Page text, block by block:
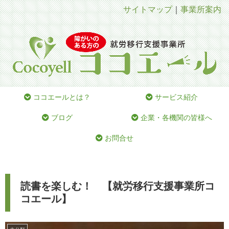
サイトマップ｜事業所案内
ココエールとは？ サービス紹介
ブログ 企業・各機関の皆様へ
お問合せ
読書を楽しむ！ 【就労移行支援事業所コ
コエール】